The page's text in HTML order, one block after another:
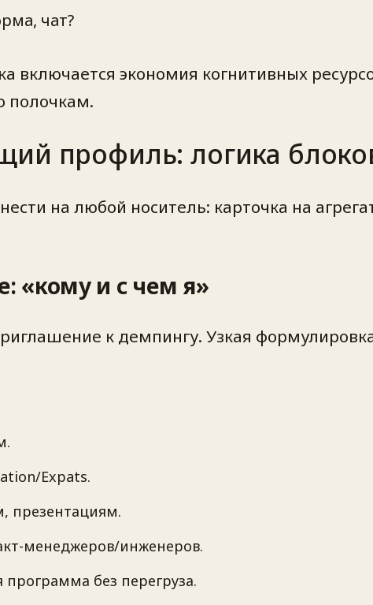
чат?
включается экономия когнитивных
полочкам.
профиль: логика
на любой носитель: карточка на
«кому и с чем я»
к демпингу. Узкая
Expats.
презентациям.
менеджеров/инженеров.
без перегруза.